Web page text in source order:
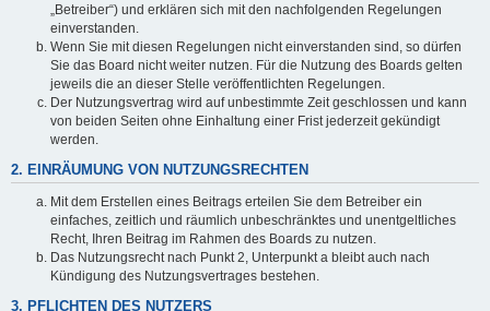
„Betreiber“) und erklären sich mit den nachfolgenden Regelungen
einverstanden.
Wenn Sie mit diesen Regelungen nicht einverstanden sind, so dürfen
Sie das Board nicht weiter nutzen. Für die Nutzung des Boards gelten
jeweils die an dieser Stelle veröffentlichten Regelungen.
Der Nutzungsvertrag wird auf unbestimmte Zeit geschlossen und kann
von beiden Seiten ohne Einhaltung einer Frist jederzeit gekündigt
werden.
2. EINRÄUMUNG VON NUTZUNGSRECHTEN
Mit dem Erstellen eines Beitrags erteilen Sie dem Betreiber ein
einfaches, zeitlich und räumlich unbeschränktes und unentgeltliches
Recht, Ihren Beitrag im Rahmen des Boards zu nutzen.
Das Nutzungsrecht nach Punkt 2, Unterpunkt a bleibt auch nach
Kündigung des Nutzungsvertrages bestehen.
3. PFLICHTEN DES NUTZERS